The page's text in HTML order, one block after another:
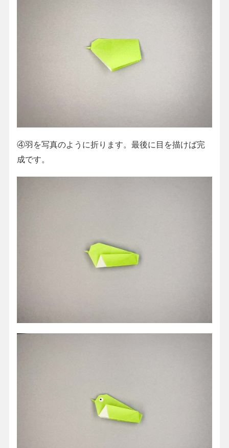
④羽を写真のように折ります。最後に目を描けば完
成です。